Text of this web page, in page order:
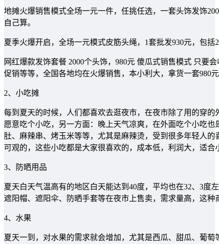
地摊火爆销售模式全场一元一件，任挑任选，一套头饰发饰
自己算。
夏季火爆开启，全场一元模式皮筋头绳，1套批发930元，包
网红爆款发饰套餐 2000个头饰，980元 傻瓜式销售模式 只要
促销等等，全国各地均在火爆销售，本小利大，拿货一套980
2、小吃摊
每到夏天的时候，人们都喜欢去逛夜市，在夜市除了用的穿
愿意吃个小吃，另一方面：晚上天气凉爽，在外面吃个小吃
肚、麻辣串、烤玉米等等，尤其是麻辣烫，受到很多年轻人
可观的，这些小吃都是大家很喜欢的，成本低，利润大，适合
3、防晒用品
夏天白天气温高有的地区白天能达到40度，平均也在32、3
遮阳帽、遮阳伞、防晒手套等在夜市上售卖，需求量高，这
4、水果
夏天一到，对水果的需求就会增加，尤其是西瓜、甜瓜、葡